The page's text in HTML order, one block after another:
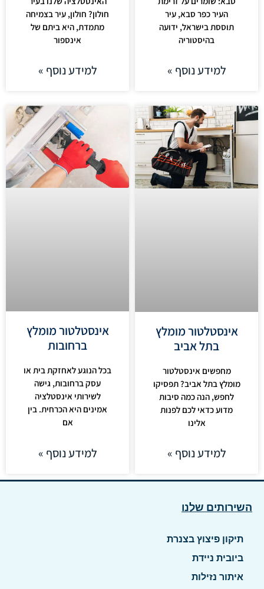
העיר כפר סבא, עיר
תוססת בישראל, ידועה
בהיסטוריה
למידע נוסף »
חולון? חולון, עיר בצמיחה
מתמדת, היא ביתם של
אינספור
למידע נוסף »
אינסטלטור מומלץ
בתל אביב
מחפשים אינסטלטור
מומלץ בתל אביב? תפסיקו
לחפש, הנה כמה סיבות
מדוע כדאי לכם לפנות
אלינו
למידע נוסף »
אינסטלטור מומלץ
ברחובות
בכל הנוגע לאחזקת בית או
עסק ברחובות, גישה
לשירותי אינסטלציה
אמינים היא הכרחית. בין
אם
למידע נוסף »
השירותים שלנו
תיקון פיצוץ בצנרת
ביובית ניידת
איתור נזילות